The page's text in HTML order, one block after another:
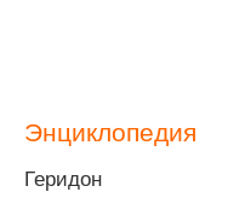
Энциклопедия
Геридон